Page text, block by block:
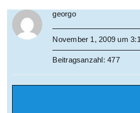
georgo
November 1, 2009 um
Beitragsanzahl: 477